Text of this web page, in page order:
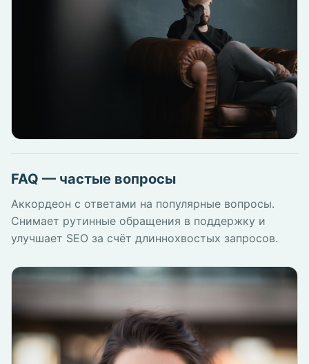
FAQ — частые вопросы
Аккордеон с ответами на популярные вопросы.
Снимает рутинные обращения в поддержку и
улучшает SEO за счёт длиннохвостых запросов.